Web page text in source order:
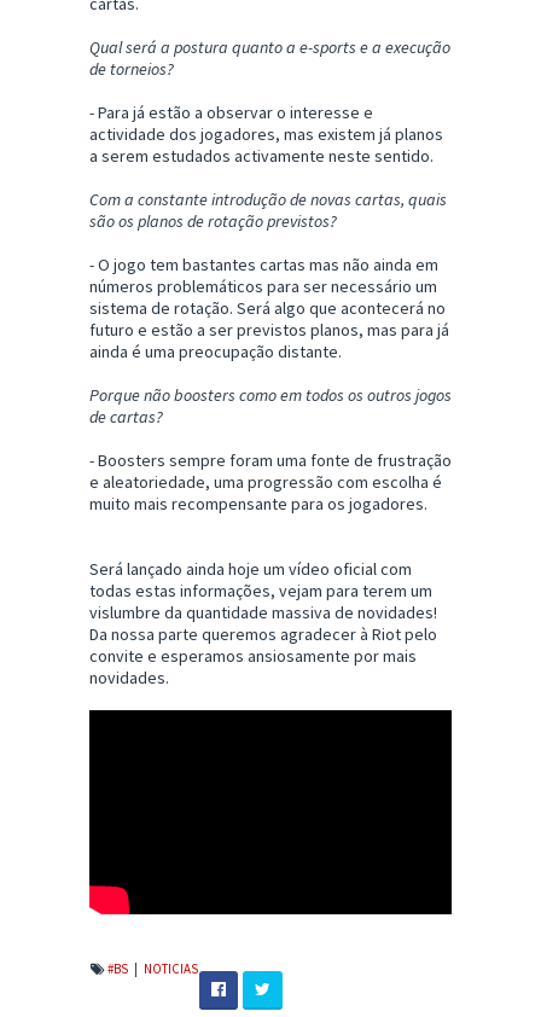
Qual será a postura quanto a e-sports e a execução
de torneios?
- Para já estão a observar o interesse e
actividade dos jogadores, mas existem já planos
a serem estudados activamente neste sentido.
Com a constante introdução de novas cartas, quais
são os planos de rotação previstos?
- O jogo tem bastantes cartas mas não ainda em
números problemáticos para ser necessário um
sistema de rotação. Será algo que acontecerá no
futuro e estão a ser previstos planos, mas para já
ainda é uma preocupação distante.
Porque não boosters como em todos os outros jogos
de cartas?
- Boosters sempre foram uma fonte de frustração
e aleatoriedade, uma progressão com escolha é
muito mais recompensante para os jogadores.
Será lançado ainda hoje um vídeo oficial com
todas estas informações, vejam para terem um
vislumbre da quantidade massiva de novidades!
Da nossa parte queremos agradecer à Riot pelo
convite e esperamos ansiosamente por mais
novidades.
#BS NOTICIAS